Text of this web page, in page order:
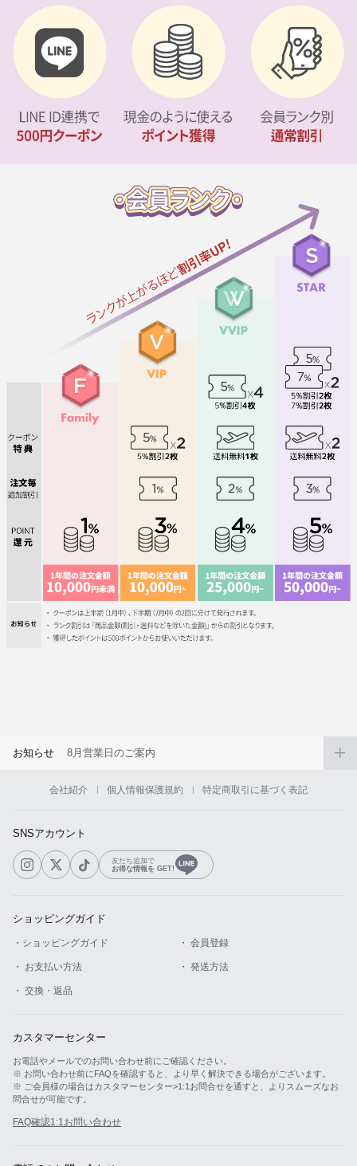
お知らせ 8月営業日のご案内
会社紹介 個人情報保護規約 特定商取引に基づく表記
SNSアカウント
友だち追加で
お得な情報を GET!
ショッピングガイド
・ショッピングガイド ・ 会員登録
・ お支払い方法 ・ 発送方法
・ 交換・返品
カスタマーセンター
お電話やメールでのお問い合わせ前にご確認ください。
※ お問い合わせ前にFAQを確認すると、より早く解決できる場合がございます。
※ ご会員様の場合はカスタマーセンター>1:1お問合せを通すと、よりスムーズなお
問合せが可能です。
FAQ確認1:1お問い合わせ